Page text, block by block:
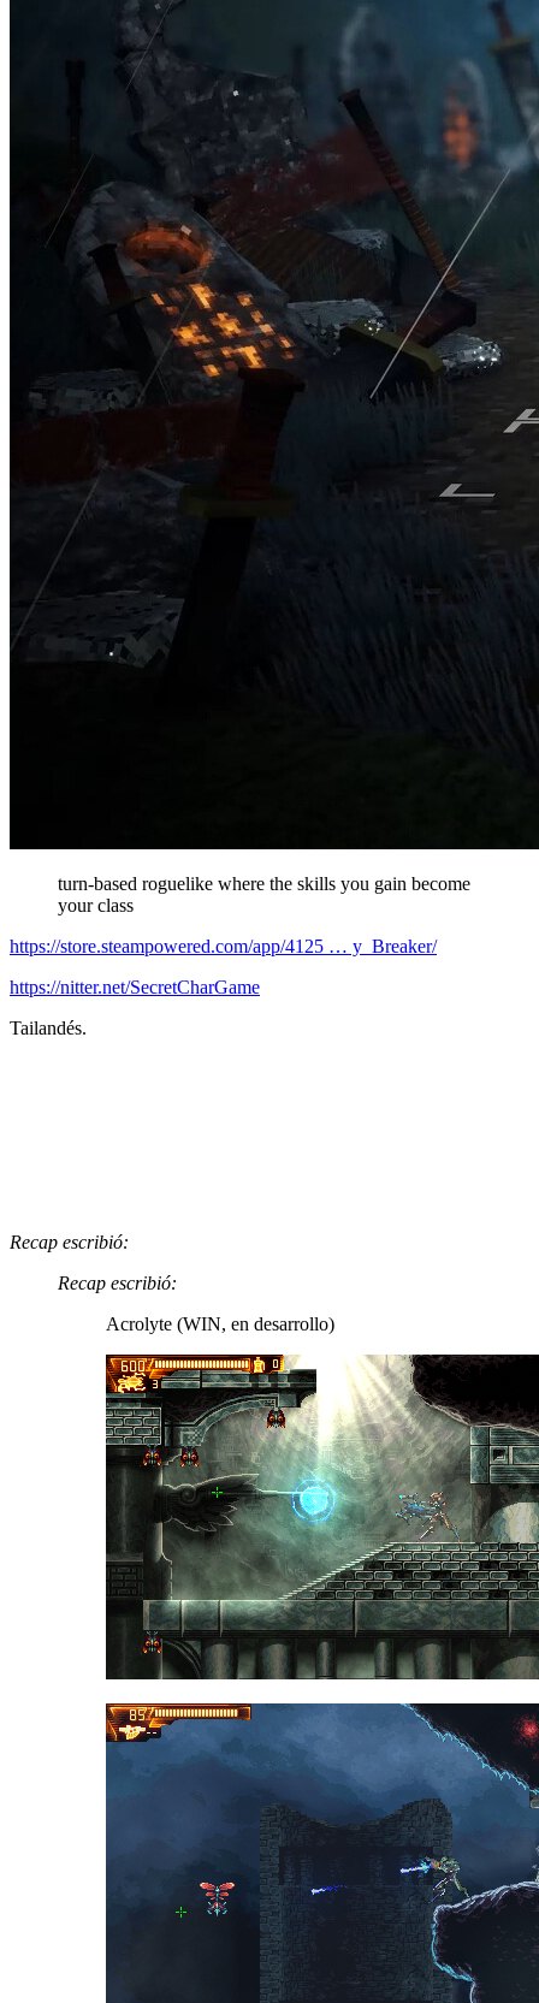
turn-based roguelike where the skills you gain become
your class
https://store.steampowered.com/app/4125 … y_Breaker/
https://nitter.net/SecretCharGame
Tailandés.
Recap escribió:
Recap escribió:
Acrolyte (WIN, en desarrollo)